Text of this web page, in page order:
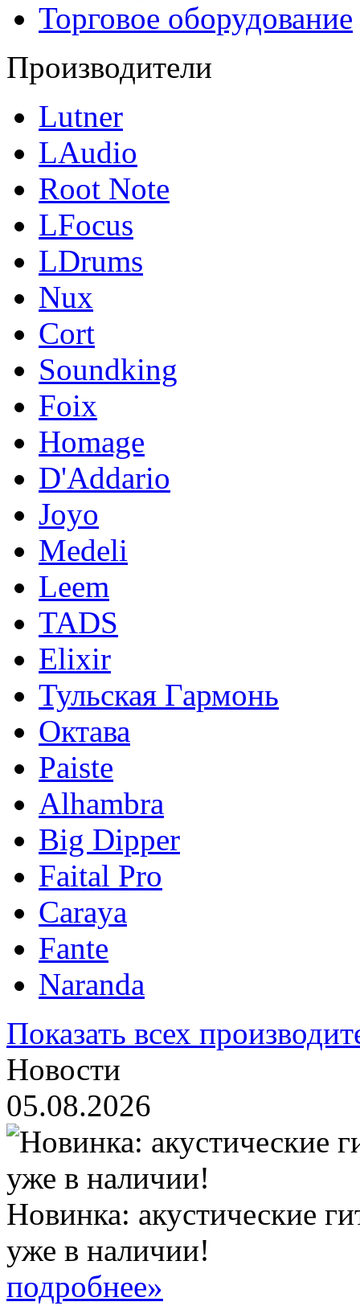
Торговое оборудование
Производители
Lutner
LAudio
Root Note
LFocus
LDrums
Nux
Cort
Soundking
Foix
Homage
D'Addario
Joyo
Medeli
Leem
TADS
Elixir
Тульская Гармонь
Октава
Paiste
Alhambra
Big Dipper
Faital Pro
Caraya
Fante
Naranda
Показать всех
Новости
05.08.2026
Новинка: акустические
уже в наличии!
подробнее»